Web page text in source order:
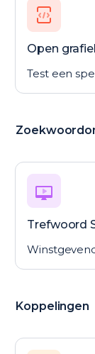
Open
Test een
Trefwoord
Koppelingen